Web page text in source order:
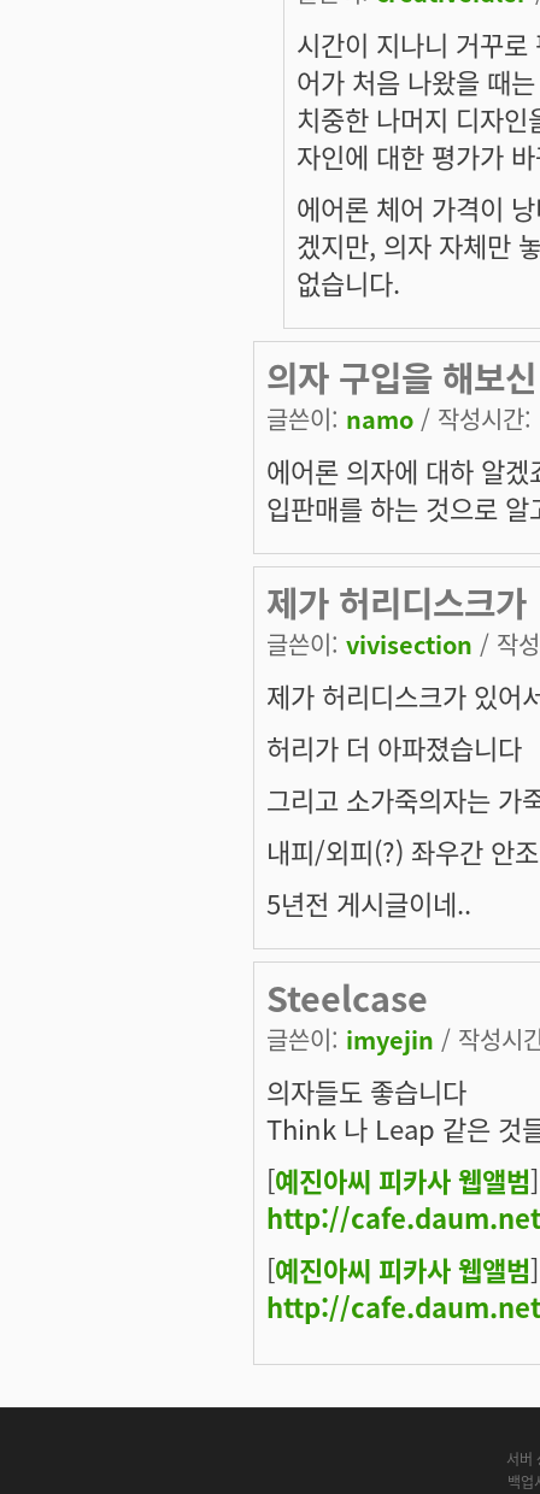
시간이 지나니 거꾸
어가 처음 나왔을 때
치중한 나머지 디자
자인에 대한 평가가
에어론 체어 가격이
겠지만, 의자 자체만
없습니다.
의자 구입을 해보
글쓴이: namo / 작성시간
에어론 의자에 대하 알
입판매를 하는 것으로 알
제가 허리디스크가
글쓴이: vivisection / 작
제가 허리디스크가 있어
허리가 더 아파졌습니다
그리고 소가죽의자는 가
내피/외피(?) 좌우간 안
5년전 게시글이네..
Steelcase
글쓴이: imyejin / 작성시
의자들도 좋습니다
Think 나 Leap 같은 것
[예진아씨 피카사 웹앨범
http://
[예진아씨 피카사 웹앨범
http://
서버
백업